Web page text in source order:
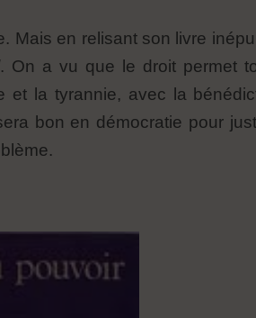
Mais en relisant son livre
. On a vu que le droit permet
et la tyrannie, avec la
bon en démocratie pour